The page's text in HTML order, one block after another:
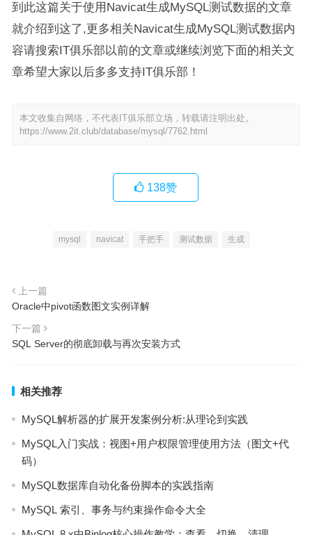
到此这篇关于使用Navicat生成MySQL测试数据的文章
就介绍到这了,更多相关Navicat生成MySQL测试数据内
容请搜索IT俱乐部以前的文章或继续浏览下面的相关文
章希望大家以后多多支持IT俱乐部！
本文收集自网络，不代表IT俱乐部立场，转载请注明出处。
https://www.2it.club/database/mysql/7762.html
138赞
mysql navicat 手把手 测试数据 生成
上一篇
Oracle中pivot函数图文实例详解
下一篇
SQL Server的彻底卸载与再次安装方式
相关推荐
MySQL解析器的扩展开发案例分析:从理论到实践
MySQL入门实战：视图+用户权限管理使用方法（图文+代
码）
MySQL数据库自动化备份脚本的实践指南
MySQL 索引、事务与约束操作命令大全